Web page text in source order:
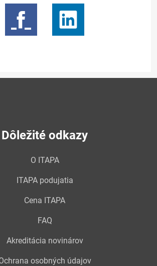
Dôležité odkazy
O ITAPA
ITAPA podujatia
Cena ITAPA
FAQ
Akreditácia novinárov
osobných údajov